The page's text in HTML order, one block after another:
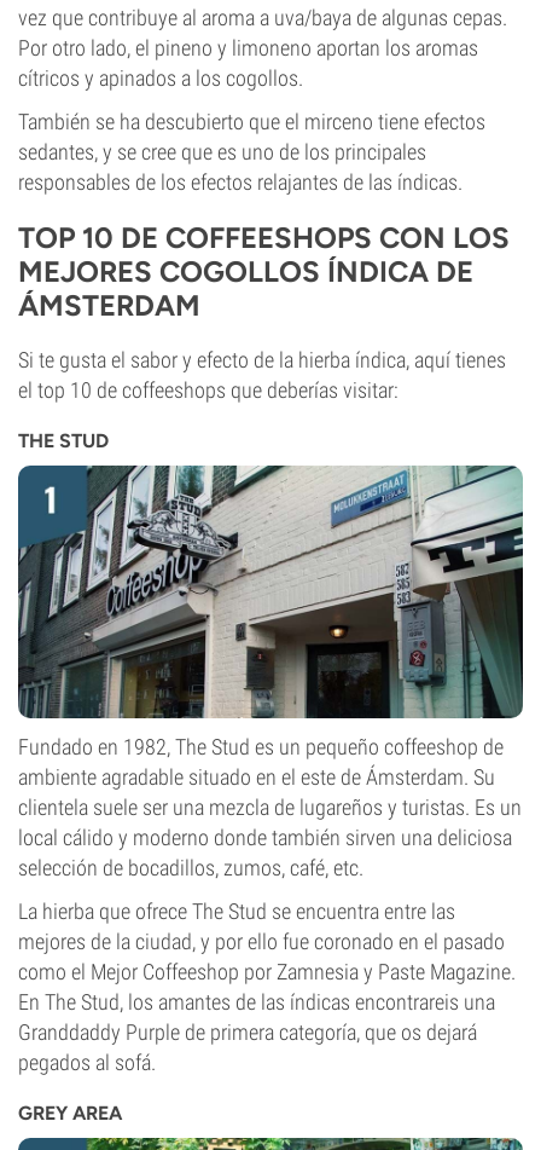
vez que contribuye al aroma a uva/baya de algunas cepas.
Por otro lado, el pineno y limoneno aportan los aromas
cítricos y apinados a los cogollos.
También se ha descubierto que el mirceno tiene efectos
sedantes, y se cree que es uno de los principales
responsables de los efectos relajantes de las índicas.
TOP 10 DE COFFEESHOPS CON LOS
MEJORES COGOLLOS ÍNDICA DE
ÁMSTERDAM
Si te gusta el sabor y efecto de la hierba índica, aquí tienes
el top 10 de coffeeshops que deberías visitar:
THE STUD
Fundado en 1982, The Stud es un pequeño coffeeshop de
ambiente agradable situado en el este de Ámsterdam. Su
clientela suele ser una mezcla de lugareños y turistas. Es un
local cálido y moderno donde también sirven una deliciosa
selección de bocadillos, zumos, café, etc.
La hierba que ofrece The Stud se encuentra entre las
mejores de la ciudad, y por ello fue coronado en el pasado
como el Mejor Coffeeshop por Zamnesia y Paste Magazine.
En The Stud, los amantes de las índicas encontrareis una
Granddaddy Purple de primera categoría, que os dejará
pegados al sofá.
GREY AREA